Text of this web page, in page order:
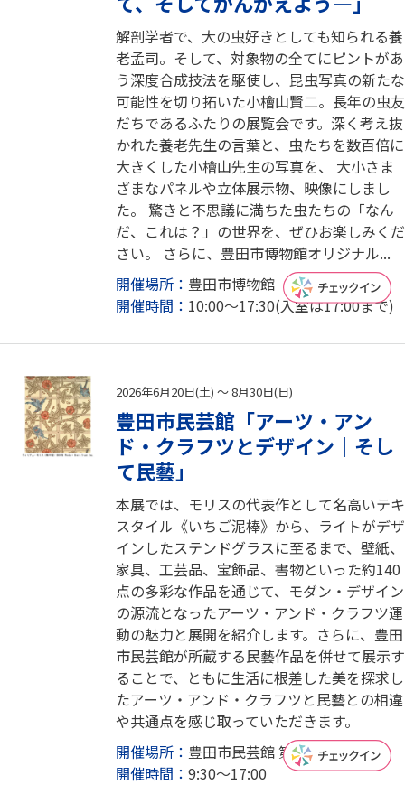
解剖学者で、大の虫好きとしても知られる養
老孟司。そして、対象物の全てにピントがあ
う深度合成技法を駆使し、昆虫写真の新たな
可能性を切り拓いた小檜山賢二。長年の虫友
だちであるふたりの展覧会です。深く考え抜
かれた養老先生の言葉と、虫たちを数百倍に
大きくした小檜山先生の写真を、 大小さま
ざまなパネルや立体展示物、映像にしまし
た。 驚きと不思議に満ちた虫たちの「なん
だ、これは？」の世界を、ぜひお楽しみくだ
さい。 さらに、豊田市博物館オリジナル...
開催場所： 豊田市博物館 展示室1・2
開催時間： 10:00～17:30(入室は17:00まで)
2026年6月20日(土) ～ 8月30日(日)
豊田市民芸館「アーツ・アン
ド・クラフツとデザイン│そし
て民藝」
本展では、モリスの代表作として名高いテキ
スタイル《いちご泥棒》から、ライトがデザ
インしたステンドグラスに至るまで、壁紙、
家具、工芸品、宝飾品、書物といった約140
点の多彩な作品を通じて、モダン・デザイン
の源流となったアーツ・アンド・クラフツ運
動の魅力と展開を紹介します。さらに、豊田
市民芸館が所蔵する民藝作品を併せて展示す
ることで、ともに生活に根差した美を探求し
たアーツ・アンド・クラフツと民藝との相違
や共通点を感じ取っていただきます。
開催場所： 豊田市民芸館 第1・2民芸館
開催時間： 9:30～17:00